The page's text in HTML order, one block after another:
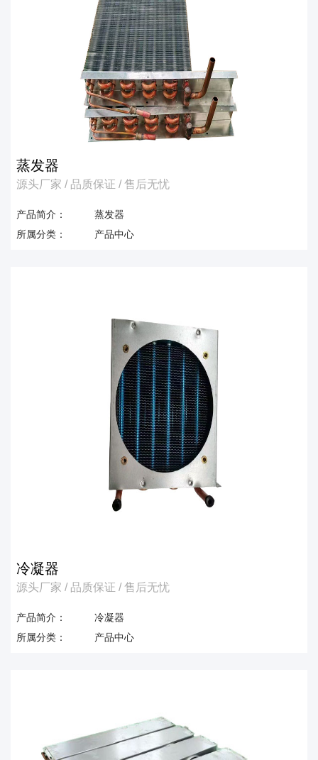
蒸发器
源头厂家 / 品质保证 / 售后无忧
产品简介：
蒸发器
所属分类：
产品中心
冷凝器
源头厂家 / 品质保证 / 售后无忧
产品简介：
冷凝器
所属分类：
产品中心